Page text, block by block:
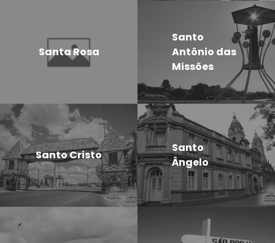
Santa Rosa
Santo
Antônio das
Missões
Santo Cristo
Santo
Ângelo